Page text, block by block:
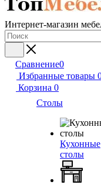
Интернет-магазин
Сравнение0
Избранные товары
Корзина 0
Столы
Кухонные
столы